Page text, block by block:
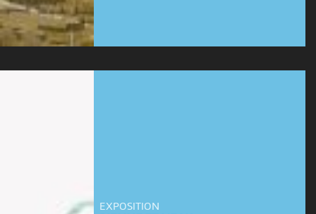
EXPOSITION